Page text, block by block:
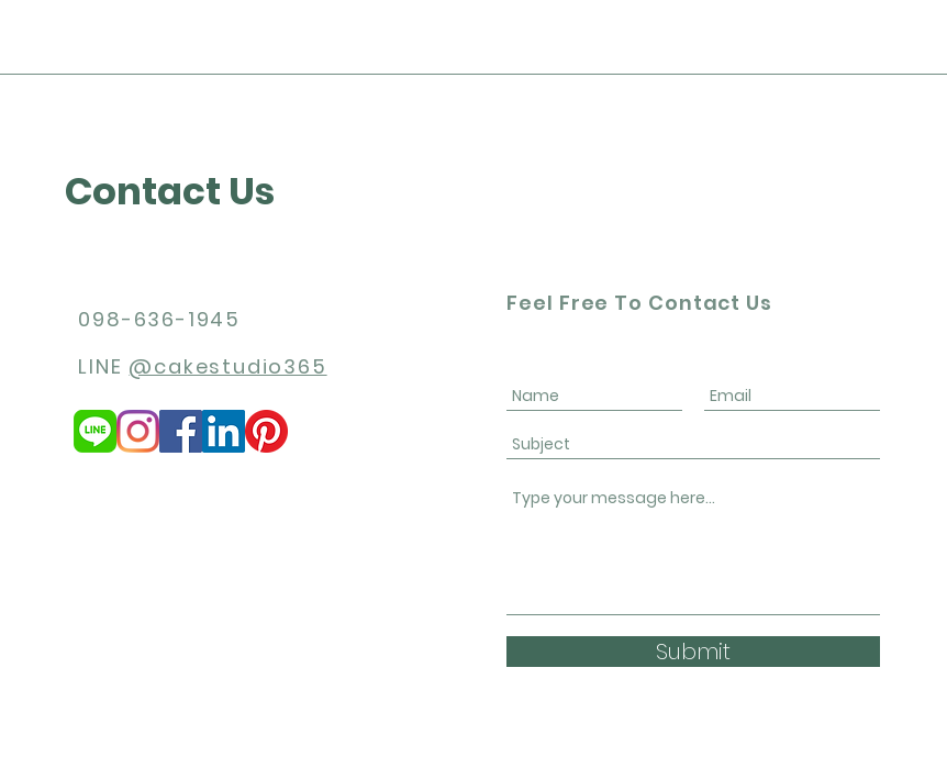
Contact Us
098-636-1945
LINE @cakestudio365
Feel Free To Contact Us
Submit